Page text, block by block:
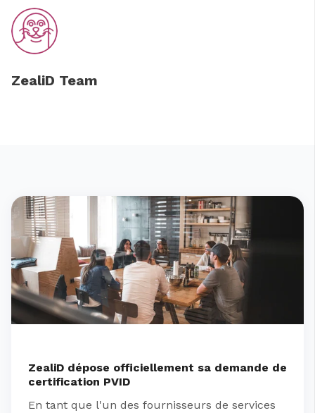
ZealiD Team
ZealiD dépose officiellement sa demande de
certification PVID
En tant que l'un des fournisseurs de services